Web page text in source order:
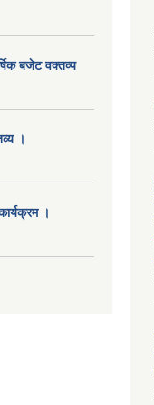
बजेट वक्तव्य
।
।